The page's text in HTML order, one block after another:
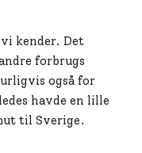
kender. Det
forbrugs
også for
havde en lille
til Sverige.